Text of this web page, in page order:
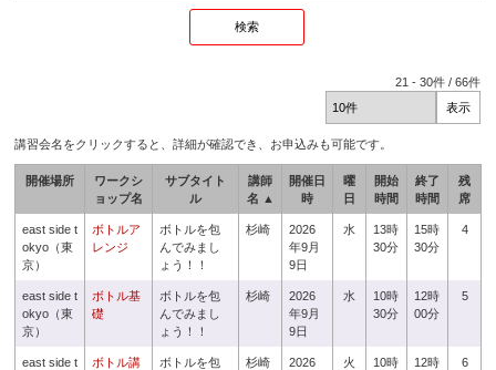
21 -30件 /66件
講習会名をクリックすると、詳細が確認でき、お申込みも可能です。
開催場所
ワークシ
ョップ名
サブタイト
ル
講師
名 ▲
開催日
時
曜
日
開始
時間
終了
時間
残
席
east side t
okyo（東
京）
ボトルア
レンジ
ボトルを包
んでみまし
ょう！！
杉崎
2026
年9月
9日
水
13時
30分
15時
30分
4
east side t
okyo（東
京）
ボトル基
礎
ボトルを包
んでみまし
ょう！！
杉崎
2026
年9月
9日
水
10時
30分
12時
00分
5
east side t
ボトル講
ボトルを包
杉崎
2026
火
10時
12時
6